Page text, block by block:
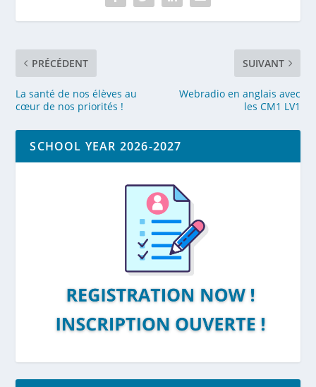
PRÉCÉDENT
La santé de nos élèves au
cœur de nos priorités !
SUIVANT
Webradio en anglais avec
les CM1 LV1
SCHOOL YEAR 2026-2027